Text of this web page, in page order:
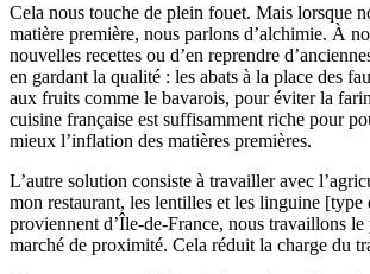
Cela nous touche de plein fouet. Mais lorsque
matière première, nous parlons d’alchimie. À
nouvelles recettes ou d’en reprendre
en gardant la qualité : les abats à la place des
aux fruits comme le bavarois, pour éviter la
cuisine française est suffisamment riche pour
mieux l’inflation des matières premières.
L’autre solution consiste à travailler avec
mon restaurant, les lentilles et les linguine [type
proviennent d’Île-de-France, nous travaillons le
marché de proximité. Cela réduit la charge du